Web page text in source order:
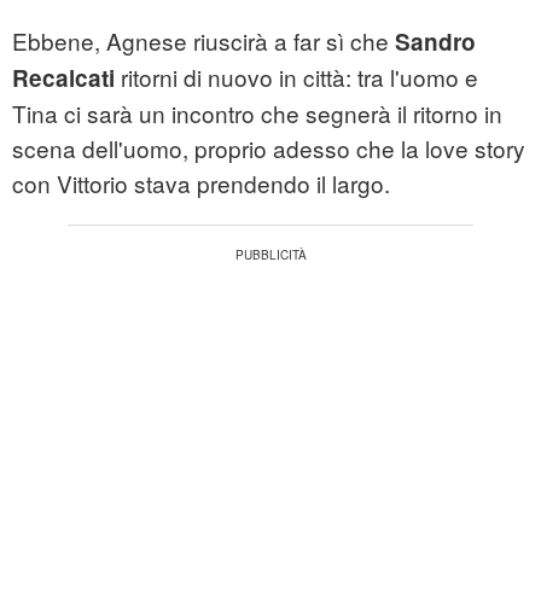
Ebbene, Agnese riuscirà a far sì che Sandro
Recalcati ritorni di nuovo in città: tra l'uomo e
Tina ci sarà un incontro che segnerà il ritorno in
scena dell'uomo, proprio adesso che la love story
con Vittorio stava prendendo il largo.